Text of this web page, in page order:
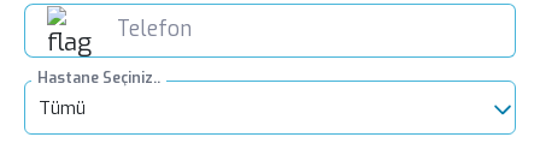
Hastane Seçiniz..
Tümü